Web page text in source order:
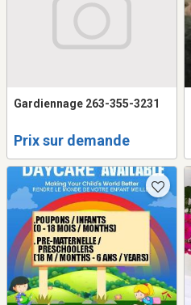
Gardiennage 263-355-3231
Prix sur demande